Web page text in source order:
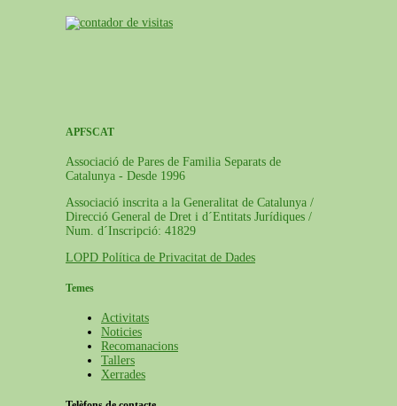
APFSCAT
Associació de Pares de Familia Separats de
Catalunya - Desde 1996
Associació inscrita a la Generalitat de Catalunya /
Direcció General de Dret i d´Entitats Jurídiques /
Num. d´Inscripció: 41829
LOPD Política de Privacitat de Dades
Temes
Activitats
Noticies
Recomanacions
Tallers
Xerrades